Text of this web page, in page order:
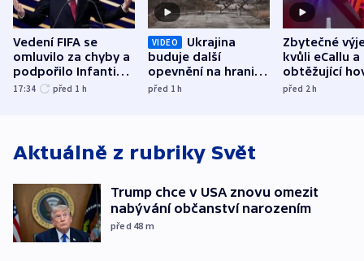
Vedení FIFA se
omluvilo za chyby a
podpořilo Infantina.
UEFA trvá na
17:34 před 1 h
VIDEO
Ukrajina
buduje další
opevnění na hranici
s Běloruskem
před 1h
Zbytečné
kvůli eCallu a
obtěžující
zdržují
před 2h
Aktuálně z rubriky Svět
Trump chce v USA znovu omezit
nabývání občanství narozením
před 48 m